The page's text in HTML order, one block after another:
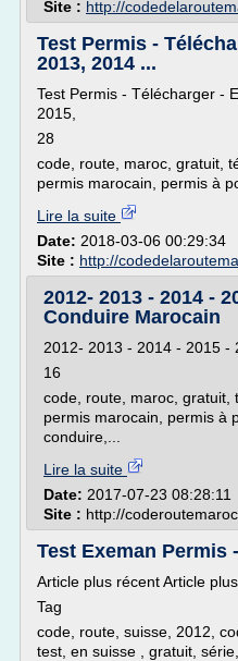
Site : http://
Test Permis -
2013, 2014 ...
Test Permis - Télécharger -
2015,
28
code, route, maroc, gratuit,
permis marocain, permis à
Lire la suite
Date: 2018-03-06 00:29:34
Site : http://
2012- 2013 - 2014 -
Conduire Marocain
2012- 2013 - 2014 - 2015 -
16
code, route, maroc, gratuit,
permis marocain, permis à
conduire,...
Lire la suite
Date: 2017-07-23 08:28:11
Site : http://
Test Exeman Permis
Article plus récent Article
Tag
code, route, suisse, 2012,
test, en suisse , gratuit,